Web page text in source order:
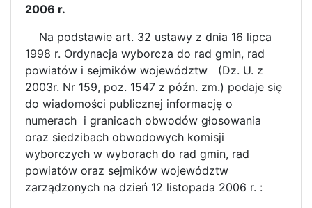
2006 r.
Na podstawie art. 32 ustawy z dnia 16 lipca
1998 r. Ordynacja wyborcza do rad gmin, rad
powiatów i sejmików województw (Dz. U. z
2003r. Nr 159, poz. 1547 z późn. zm.) podaje się
do wiadomości publicznej informację o
numerach i granicach obwodów głosowania
oraz siedzibach obwodowych komisji
wyborczych w wyborach do rad gmin, rad
powiatów oraz sejmików województw
zarządzonych na dzień 12 listopada 2006 r. :